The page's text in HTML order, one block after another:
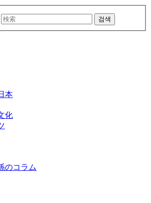
검색
本
化
のコラム